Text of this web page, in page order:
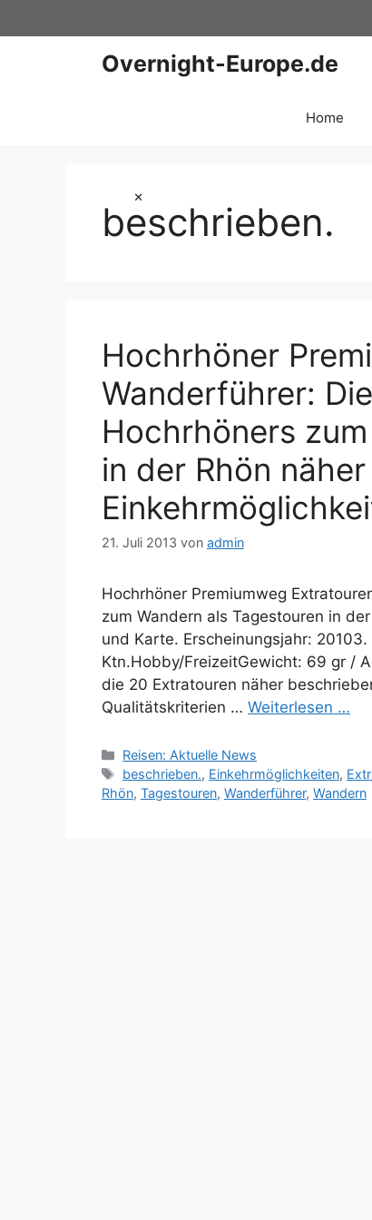
×
Inhalt
Overnight-Europe.de
Home
beschrieben.
Hochrhöner
Wanderführer:
Hochrhöners
in der Rhön
21. Juli 2013 von admin
Hochrhöner Premiumweg
zum Wandern als Tagestouren in
und Karte. Erscheinungsjahr:
Ktn.Hobby/FreizeitGewicht: 69 gr /
die 20 Extratouren näher
Qualitätskriterien … Weiterlesen …
Kategorien
Reisen: Aktuelle News
Schlagwörter
beschrieben., Einkehrmöglichkeiten,
Rhön, Tagestouren, Wanderführer, Wandern